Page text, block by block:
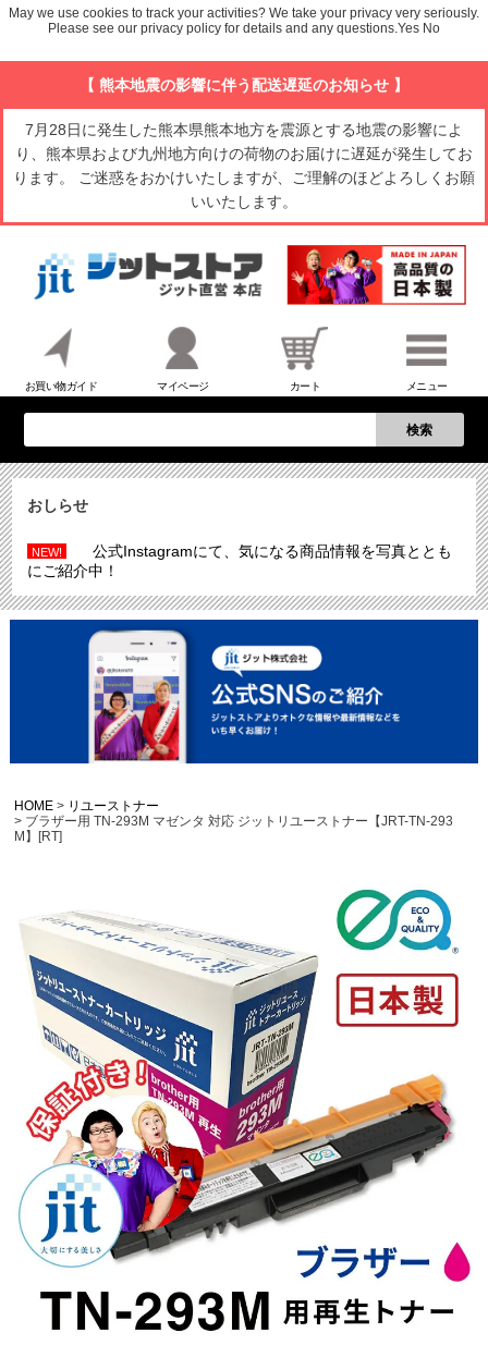
【 熊本地震の影響に伴う配送遅延のお知らせ 】
7月28日に発生した熊本県熊本地方を震源とする地震の影響によ
り、熊本県および九州地方向けの荷物のお届けに遅延が発生してお
ります。 ご迷惑をおかけいたしますが、ご理解のほどよろしくお願
いいたします。
お買い物ガイド マイページ カート メニュー
検索
おしらせ
NEW!
公式Instagramにて、気になる商品情報を写真ととも
にご紹介中！
HOME
リユーストナー
ブラザー用 TN-293M マゼンタ 対応 ジットリユーストナー【JRT-TN-293
M】[RT]
May we use cookies to track your activities? We take your privacy very seriously.
Please see our privacy policy for details and any questions.Yes No